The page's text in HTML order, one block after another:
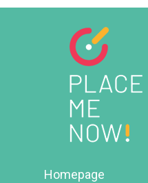
Homepage